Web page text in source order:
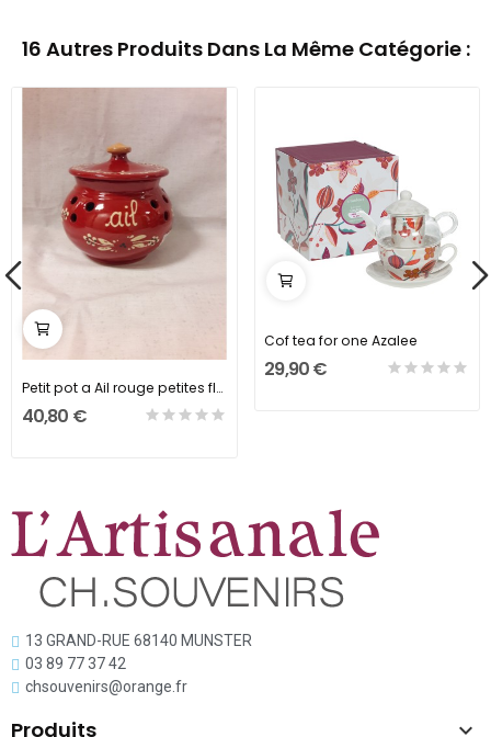
16 Autres Produits Dans La Même Catégorie :
Petit pot a Ail rouge petites fleurs
40,80 €
Cof tea for one Azalee
29,90 €
13 GRAND-RUE 68140 MUNSTER
03 89 77 37 42
chsouvenirs@orange.fr
Produits 